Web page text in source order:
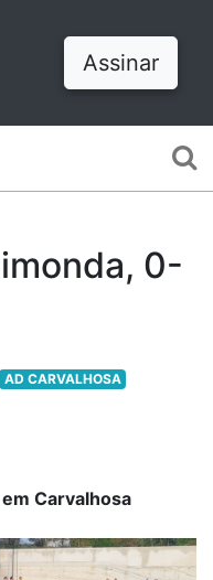
Assinar
0-
AD CARVALHOSA
Carvalhosa